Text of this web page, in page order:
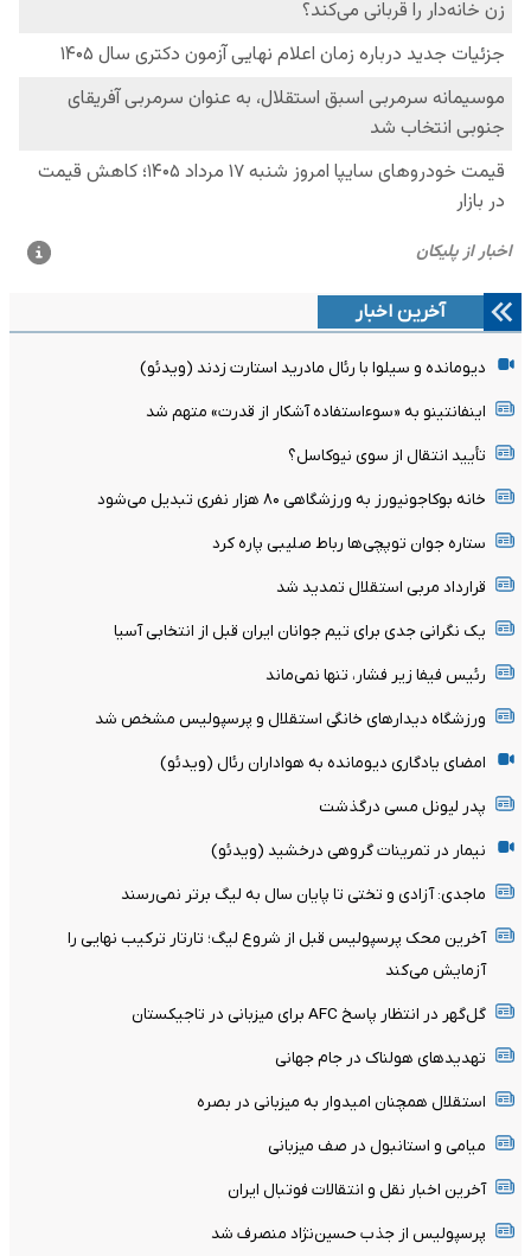
آخرین اخبار
دیومانده و سیلوا با رئال مادرید استارت زدند (ویدئو)
اینفانتینو به «سوءاستفاده آشکار از قدرت» متهم شد
تأیید انتقال از سوی نیوکاسل؟
خانه بوکاجونیورز به ورزشگاهی ۸۰ هزار نفری تبدیل می‌شود
ستاره جوان توپچی‌ها رباط صلیبی پاره کرد
قرارداد مربی استقلال تمدید شد
یک نگرانی جدی برای تیم جوانان ایران قبل از انتخابی آسیا
رئیس فیفا زیر فشار، تنها نمی‌ماند
ورزشگاه دیدارهای خانگی استقلال و پرسپولیس مشخص شد
امضای یادگاری دیومانده به هواداران رئال (ویدئو)
پدر لیونل مسی درگذشت
نیمار در تمرینات گروهی درخشید (ویدئو)
ماجدی: آزادی و تختی تا پایان سال به لیگ برتر نمی‌رسند
آخرین محک پرسپولیس قبل از شروع لیگ؛ تارتار ترکیب نهایی را
آزمایش می‌کند
گل‌گهر در انتظار پاسخ AFC برای میزبانی در تاجیکستان
تهدیدهای هولناک در جام جهانی
استقلال همچنان امیدوار به میزبانی در بصره
میامی و استانبول در صف میزبانی
آخرین اخبار نقل و انتقالات فوتبال ایران
پرسپولیس از جذب حسین‌نژاد منصرف شد